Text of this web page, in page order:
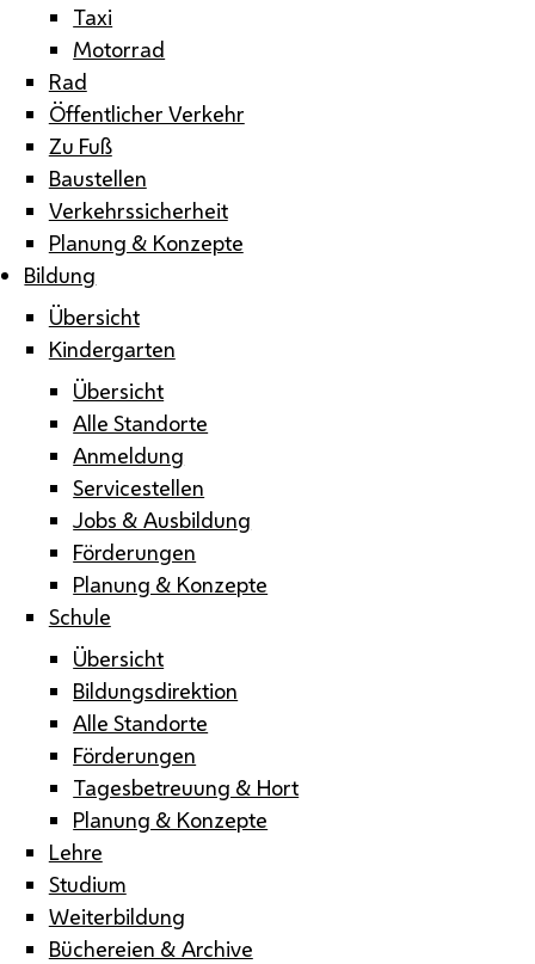
Taxi
Motorrad
Rad
Öffentlicher Verkehr
Zu Fuß
Baustellen
Verkehrssicherheit
Planung & Konzepte
Bildung
Übersicht
Kindergarten
Übersicht
Alle Standorte
Anmeldung
Servicestellen
Jobs & Ausbildung
Förderungen
Planung & Konzepte
Schule
Übersicht
Bildungsdirektion
Alle Standorte
Förderungen
Tagesbetreuung & Hort
Planung & Konzepte
Lehre
Studium
Weiterbildung
Büchereien & Archive